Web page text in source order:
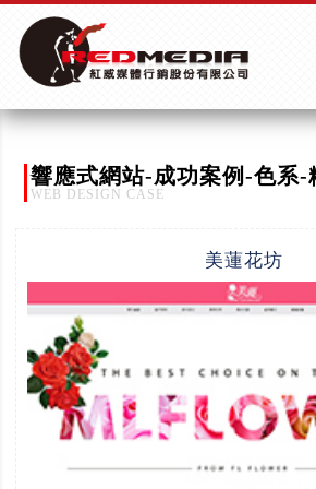
響應式網站-成功案例-色系-
WEB DESIGN CASE
美蓮花坊